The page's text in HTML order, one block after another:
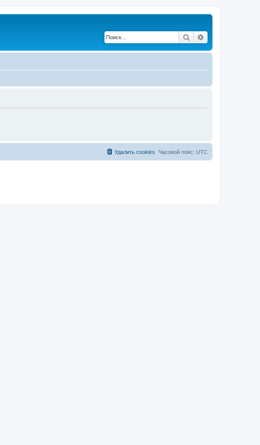
Поиск
Часовой пояс: UTC
Удалить cookies